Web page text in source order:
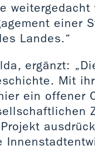
weitergedacht
einer
Landes.“
ergänzt:
Mit
ein offener